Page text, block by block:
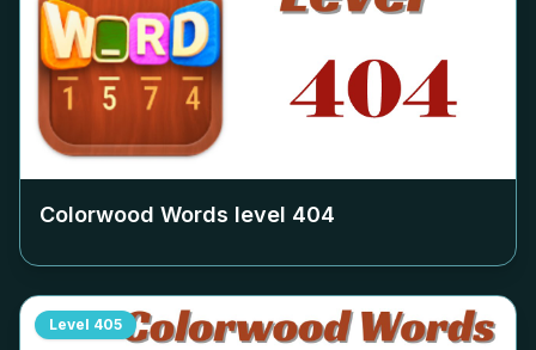
Colorwood Words level 404
Level 405